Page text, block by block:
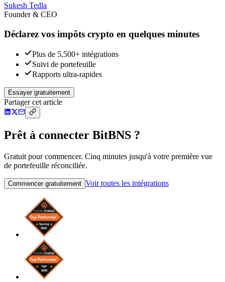
Sukesh Tedla
Founder & CEO
Déclarez vos impôts crypto en quelques minutes
Plus de 5,500+ intégrations
Suivi de portefeuille
Rapports ultra-rapides
Essayer gratuitement
Partager cet article
Prêt à connecter BitBNS ?
Gratuit pour commencer. Cinq minutes jusqu'à votre première vue
de portefeuille réconciliée.
Commencer gratuitement Voir toutes les intégrations